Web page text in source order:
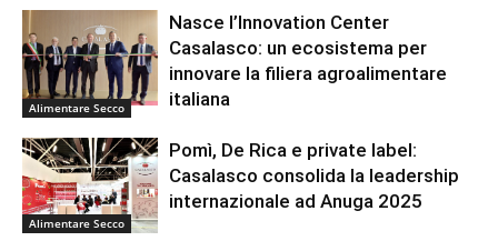
Alimentare Secco
Nasce l’Innovation Center
Casalasco: un ecosistema per
innovare la filiera agroalimentare
italiana
Alimentare Secco
Pomì, De Rica e private label:
Casalasco consolida la leadership
internazionale ad Anuga 2025